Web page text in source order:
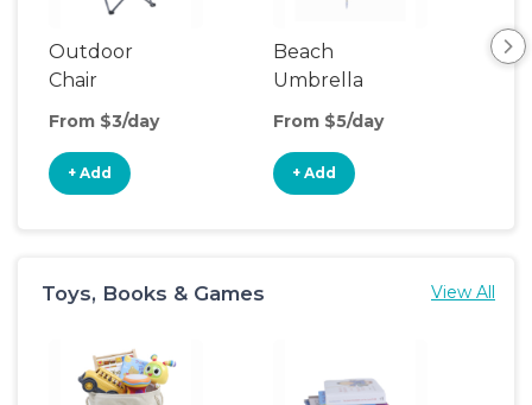
Outdoor
Chair
From $3/day
+ Add
Beach
Umbrella
From $5/day
+ Add
Toys, Books & Games View All